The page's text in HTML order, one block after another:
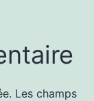
Les champs